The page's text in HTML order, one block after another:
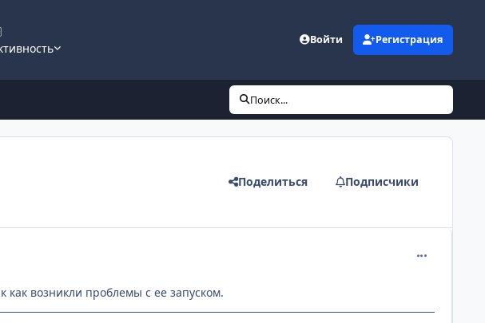
Войти Регистрация
Поиск...
Поделиться Подписчики
как возникли проблемы с ее запуском.